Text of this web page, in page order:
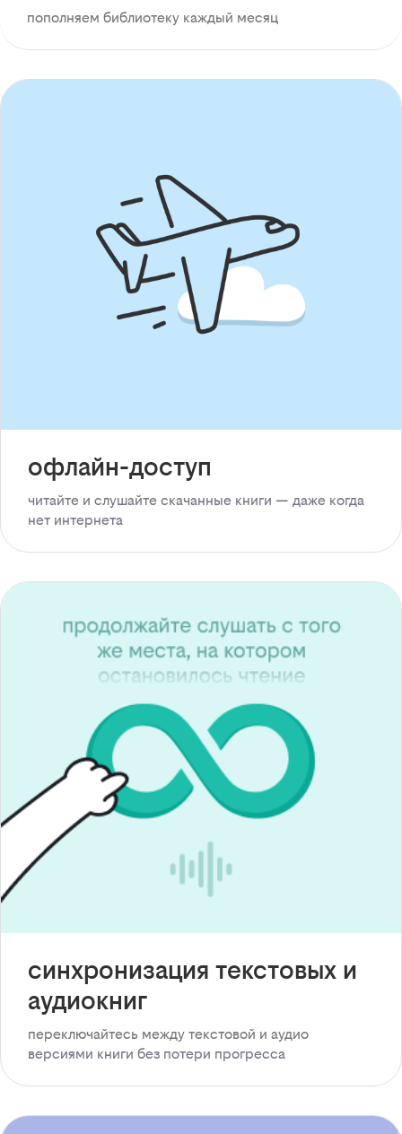
пополняем библиотеку каждый месяц
офлайн-доступ
читайте и слушайте скачанные книги — даже когда
нет интернета
синхронизация текстовых и
аудиокниг
переключайтесь между текстовой и аудио
версиями книги без потери прогресса